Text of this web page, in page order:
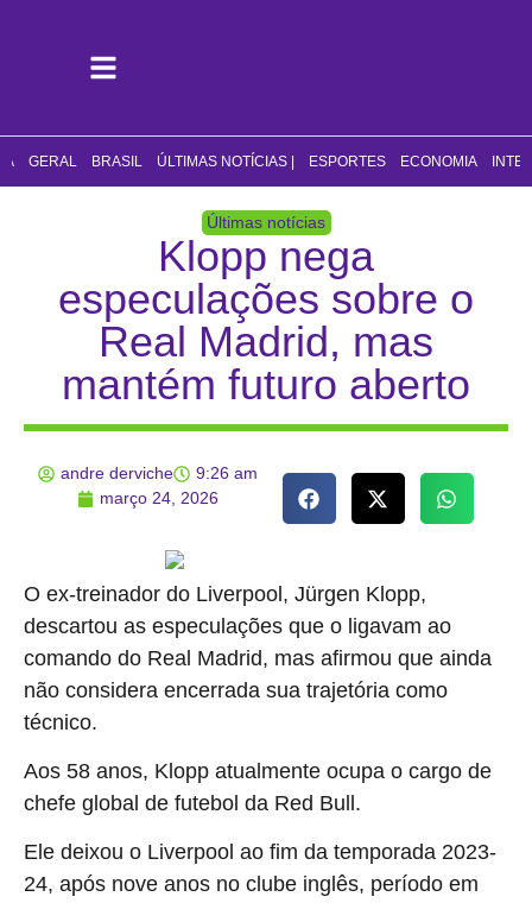
GERAL BRASIL ÚLTIMAS NOTÍCIAS | ESPORTES ECONOMIA
Últimas notícias
Klopp nega
especulações sobre o
Real Madrid, mas
mantém futuro aberto
andre derviche
9:26 am
março 24, 2026
O ex-treinador do Liverpool, Jürgen Klopp,
descartou as especulações que o ligavam ao
comando do Real Madrid, mas afirmou que ainda
não considera encerrada sua trajetória como
técnico.
Aos 58 anos, Klopp atualmente ocupa o cargo de
chefe global de futebol da Red Bull.
Ele deixou o Liverpool ao fim da temporada 2023-
24, após nove anos no clube inglês, período em